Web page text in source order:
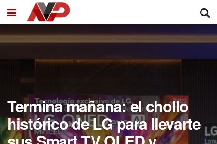
Termina mañana: el chollo
histórico de LG para llevarte